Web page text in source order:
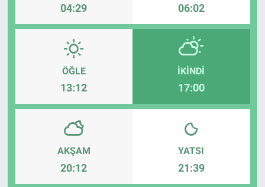
04:29 06:02
ÖĞLE
13:12
İKINDI
17:00
AKŞAM
20:12
YATSI
21:39